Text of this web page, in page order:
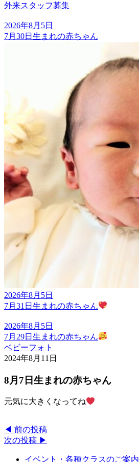
外来スタッフ募集
2026年8月5日
7月30日生まれの赤ちゃん
2026年8月5日
7月31日生まれの赤ちゃん
2026年8月5日
7月29日生まれの赤ちゃん
ベビーフォト
2024年8月11日
8月7日生まれの赤ちゃん
元気に大きくなってね
◀︎ 前の投稿
次の投稿 ▶︎
イベント・各種クラスのご案内